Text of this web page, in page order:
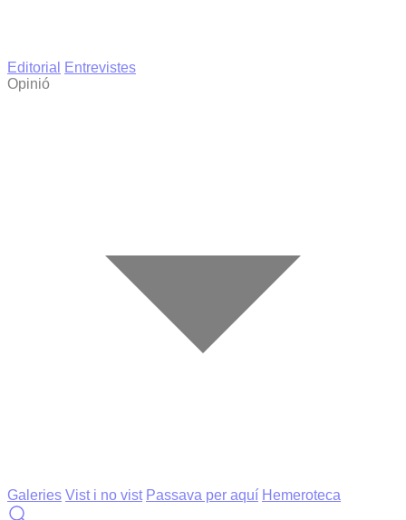
Editorial
Entrevistes
Opinió
Galeries Vist i no vist Passava per aquí Hemeroteca